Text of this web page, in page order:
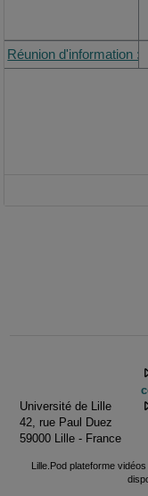
Réunion d'information :
Université de Lille
42, rue Paul Duez
59000 Lille - France
Lille.Pod plateforme